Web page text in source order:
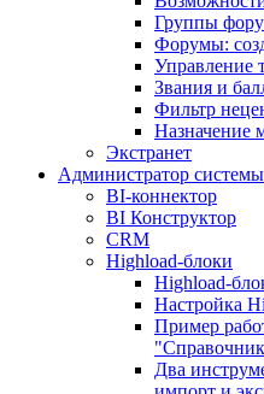
Группы
Форумы:
Управление
Звания и
Фильтр
Назначение
Экстранет
Администратор системы
BI-коннектор
BI Конструктор
CRM
Highload-блоки
Highload-
Настройка
Пример
Два